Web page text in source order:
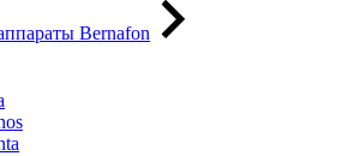
Bernafon